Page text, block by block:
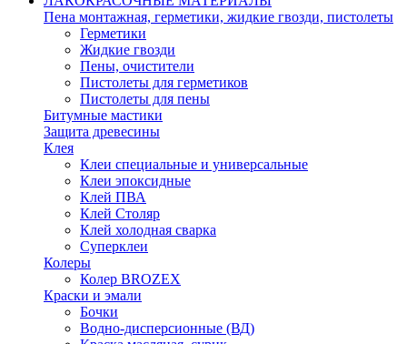
Пена монтажная, герметики, жидкие гвозди, пистолеты
Герметики
Жидкие гвозди
Пены, очистители
Пистолеты для герметиков
Пистолеты для пены
Битумные мастики
Защита древесины
Клея
Клеи специальные и универсальные
Клеи эпоксидные
Клей ПВА
Клей Столяр
Клей холодная сварка
Суперклеи
Колеры
Колер BROZEX
Краски и эмали
Бочки
Водно-дисперсионные (ВД)